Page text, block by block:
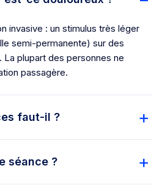
invasive : un stimulus très léger
semi-permanente) sur des
La plupart des personnes ne
passagère.
faut-il ?
séance ?